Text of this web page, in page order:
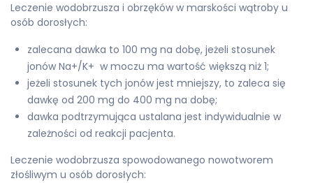
Leczenie wodobrzusza i obrzęków w marskości wątroby u
osób dorosłych:
zalecana dawka to 100 mg na dobę, jeżeli stosunek
jonów Na+/K+ w moczu ma wartość większą niż 1;
jeżeli stosunek tych jonów jest mniejszy, to zaleca się
dawkę od 200 mg do 400 mg na dobę;
dawka podtrzymująca ustalana jest indywidualnie w
zależności od reakcji pacjenta.
Leczenie wodobrzusza spowodowanego nowotworem
złośliwym u osób dorosłych: